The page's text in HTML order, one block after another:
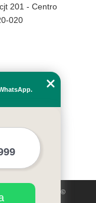
201 - Centro
020
autorais. Copyright©